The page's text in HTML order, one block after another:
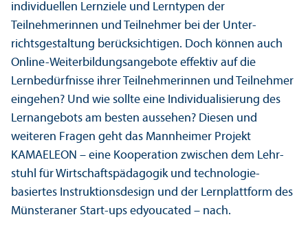
individuellen Lernziele und Lerntypen der
Teilnehmerinnen und Teilnehmer bei der Unter­
richtsgestaltung berücksichtigen. Doch können auch
Online-Weiterbildungs­angebote effektiv auf die
Lernbedürfnisse ihrer Teilnehmerinnen und Teilnehmer
eingehen? Und wie sollte eine Individualisierung des
Lernangebots am besten aussehen? Diesen und
weiteren Fragen geht das Mannheimer Projekt
KAMAELEON – eine Kooperation zwischen dem Lehr­
stuhl für Wirtschafts­pädagogik und technologie­
basiertes Instruktions­design und der Lernplattform des
Münsteraner Start-ups edyoucated – nach.